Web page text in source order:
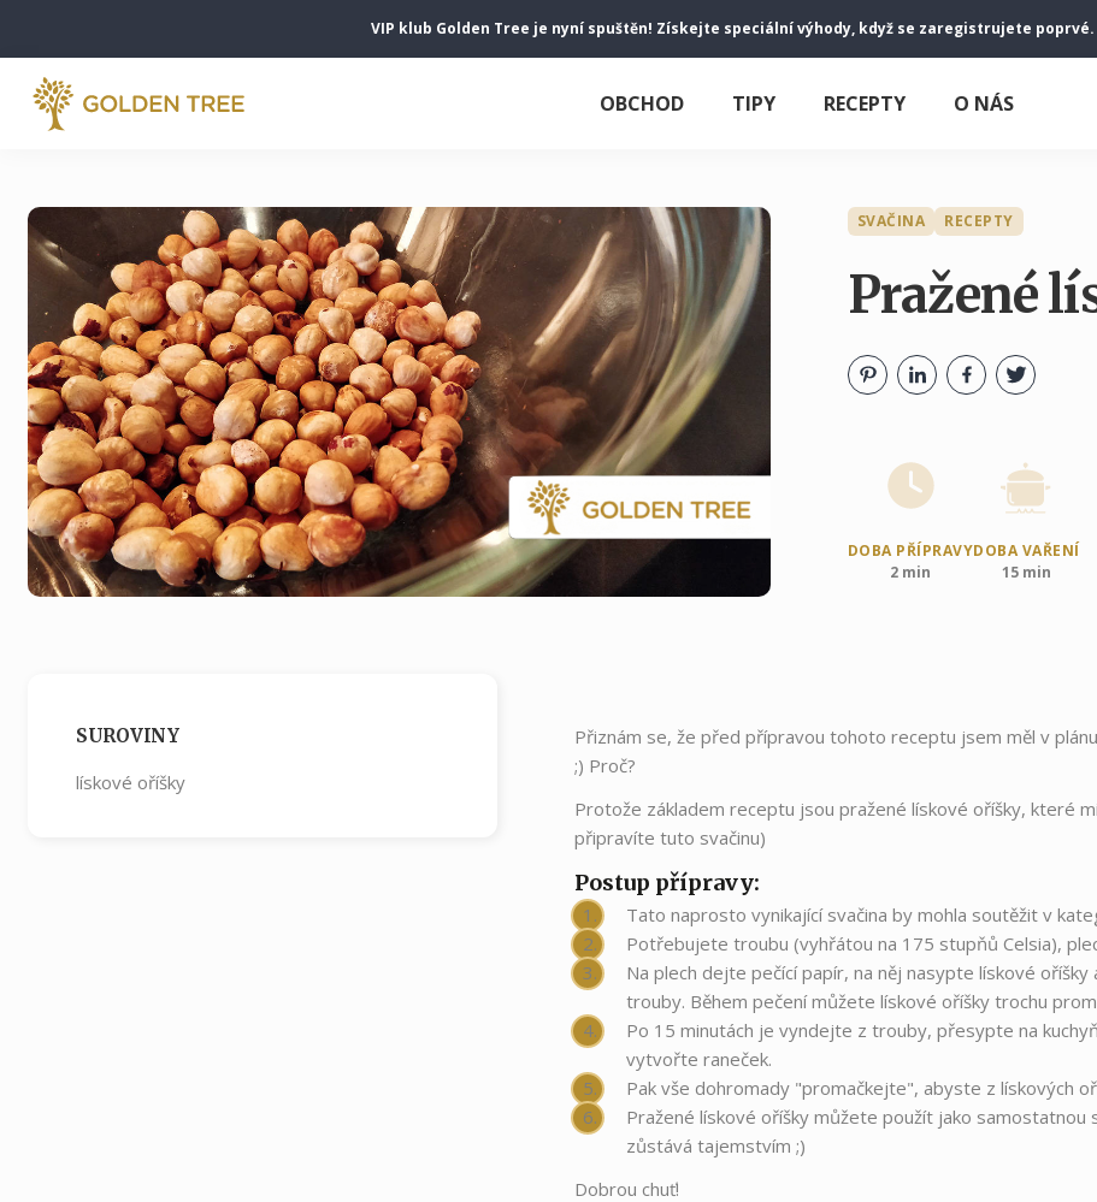
VIP klub Golden Tree je nyní spuštěn! Získejte speciální výhody, když se zaregistrujete
OBCHOD TIPY RECEPTY O NÁS
SVAČINA RECEPTY
Pražené
DOBA PŘÍPRAVY
2 min
DOBA VAŘENÍ
15 min
SUROVINY
lískové oříšky
Přiznám se, že před přípravou tohoto receptu jsem měl v
;) Proč?
Protože základem receptu jsou pražené lískové oříšky, které
připravíte tuto svačinu)
Postup přípravy:
Tato naprosto vynikající svačina by mohla soutěžit v
Potřebujete troubu (vyhřátou na 175 stupňů Celsia),
Na plech dejte pečící papír, na něj nasypte lískové
trouby. Během pečení můžete lískové oříšky trochu
Po 15 minutách je vyndejte z trouby, přesypte na
vytvořte raneček.
Pak vše dohromady "promačkejte", abyste z lískových
Pražené lískové oříšky můžete použít jako
zůstává tajemstvím ;)
Dobrou chuť!